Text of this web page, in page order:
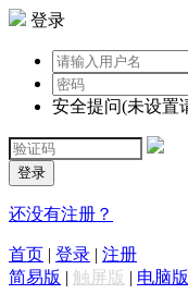
登录
安全提问(未设置
登录
还没有注册？
首页 | 登录 | 注册
简易版 | 触屏版 | 电脑版